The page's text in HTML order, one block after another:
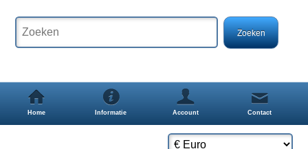
vis.
Tropical
hoeveelheid
natuurlijk
zeezout
toegevoegd,
Home Informatie Account Contact